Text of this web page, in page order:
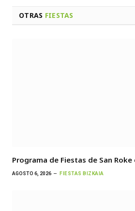
OTRAS FIESTAS
Programa de Fiestas de San Roke
AGOSTO 6, 2026 FIESTAS BIZKAIA